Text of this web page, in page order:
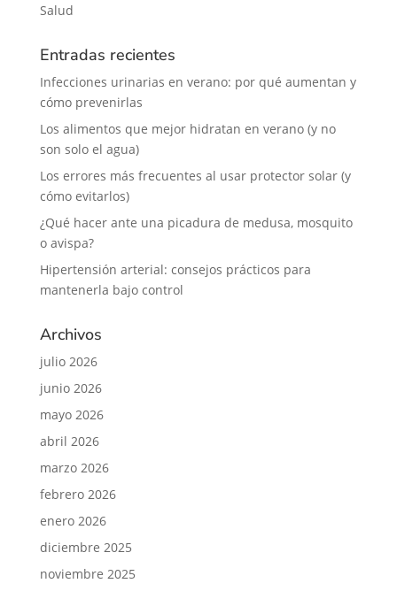
Salud
Entradas recientes
Infecciones urinarias en verano: por qué aumentan y
cómo prevenirlas
Los alimentos que mejor hidratan en verano (y no
son solo el agua)
Los errores más frecuentes al usar protector solar (y
cómo evitarlos)
¿Qué hacer ante una picadura de medusa, mosquito
o avispa?
Hipertensión arterial: consejos prácticos para
mantenerla bajo control
Archivos
julio 2026
junio 2026
mayo 2026
abril 2026
marzo 2026
febrero 2026
enero 2026
diciembre 2025
noviembre 2025